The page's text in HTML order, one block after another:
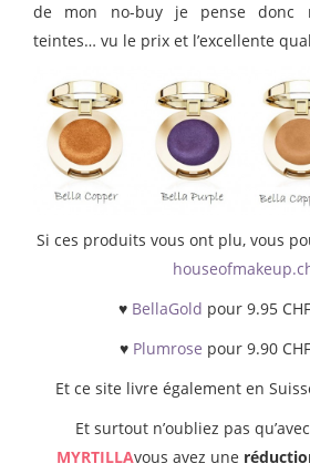
de mon no-buy je pense donc
teintes… vu le prix et l’excellente
Si ces produits vous ont plu, vous
♥ BellaGold pour 9.95
♥ Plumrose pour 9.90
Et ce site livre également en
Et surtout n’oubliez pas
MYRTILLAvous avez une